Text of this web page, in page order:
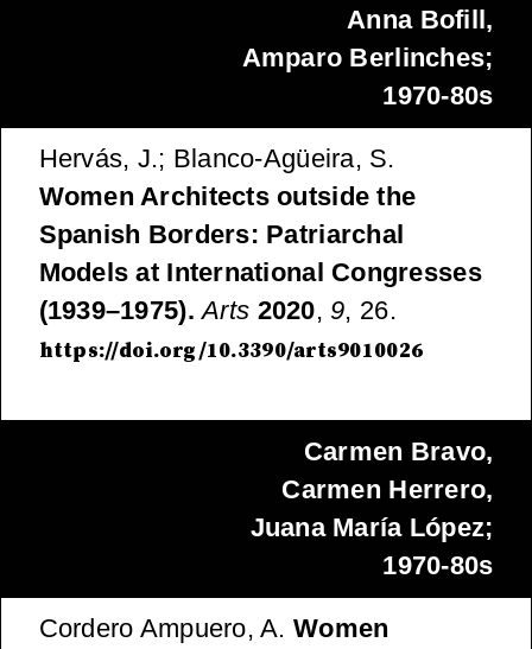
Anna Bofill,
Amparo Berlinches;
1970-80s
Hervás, J.; Blanco-Agüeira, S.
Women Architects outside the
Spanish Borders: Patriarchal
Models at International Congresses
(1939–1975). Arts 2020, 9, 26.
https://doi.org/10.3390/arts9010026
Carmen Bravo,
Carmen Herrero,
Juana María López;
1970-80s
Cordero Ampuero, A. Women